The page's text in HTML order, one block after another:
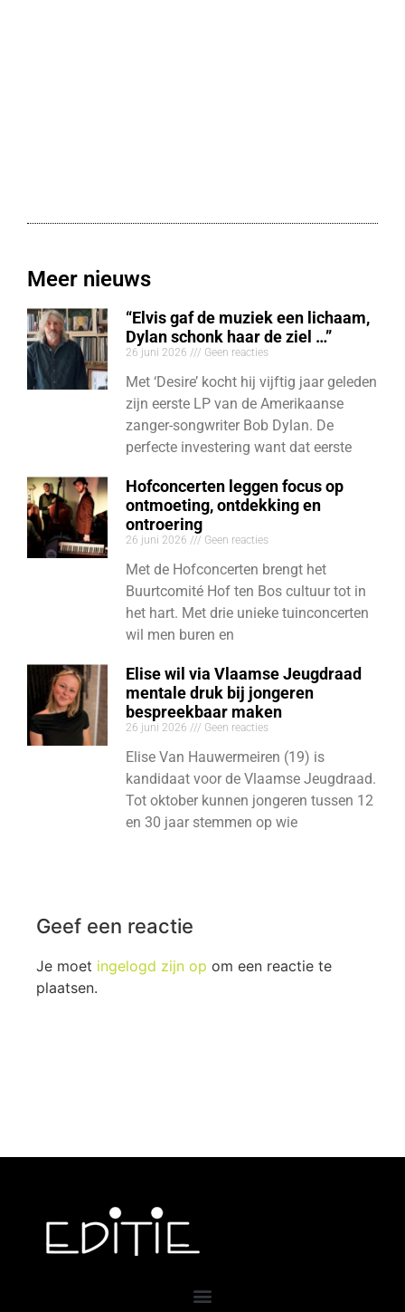
Meer nieuws
“Elvis gaf de muziek een lichaam,
Dylan schonk haar de ziel …”
26 juni 2026 Geen reacties
Met ‘Desire’ kocht hij vijftig jaar geleden
zijn eerste LP van de Amerikaanse
zanger-songwriter Bob Dylan. De
perfecte investering want dat eerste
Hofconcerten leggen focus op
ontmoeting, ontdekking en
ontroering
26 juni 2026 Geen reacties
Met de Hofconcerten brengt het
Buurtcomité Hof ten Bos cultuur tot in
het hart. Met drie unieke tuinconcerten
wil men buren en
Elise wil via Vlaamse Jeugdraad
mentale druk bij jongeren
bespreekbaar maken
26 juni 2026 Geen reacties
Elise Van Hauwermeiren (19) is
kandidaat voor de Vlaamse Jeugdraad.
Tot oktober kunnen jongeren tussen 12
en 30 jaar stemmen op wie
Geef een reactie
Je moet ingelogd zijn op om een reactie te
plaatsen.